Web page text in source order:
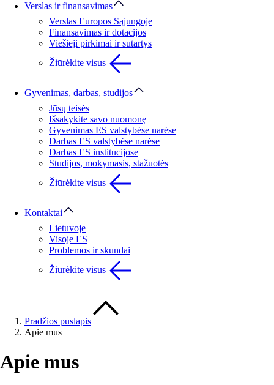
Verslas ir finansavimas
Verslas Europos Sąjungoje
Finansavimas ir dotacijos
Viešieji pirkimai ir sutartys
Žiūrėkite visus
Gyvenimas, darbas, studijos
Jūsų teisės
Išsakykite savo nuomonę
Gyvenimas ES valstybėse narėse
Darbas ES valstybėse narėse
Darbas ES institucijose
Studijos, mokymasis, stažuotės
Žiūrėkite visus
Kontaktai
Lietuvoje
Visoje ES
Problemos ir skundai
Žiūrėkite visus
Pradžios puslapis
Apie mus
Apie mus